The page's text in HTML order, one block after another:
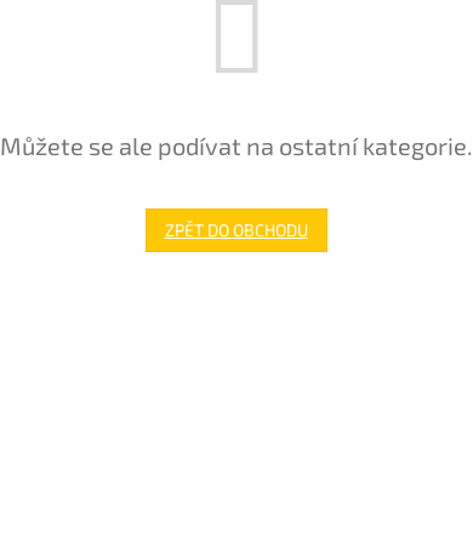
Můžete se ale podívat na ostatní kategorie.
ZPĚT DO OBCHODU